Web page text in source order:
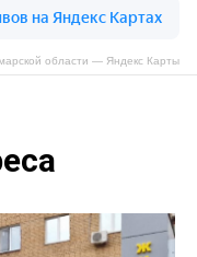
области — Яндекс Карты